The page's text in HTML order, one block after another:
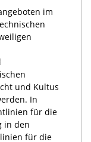
im
und Kultus
In
für die
in den
für die